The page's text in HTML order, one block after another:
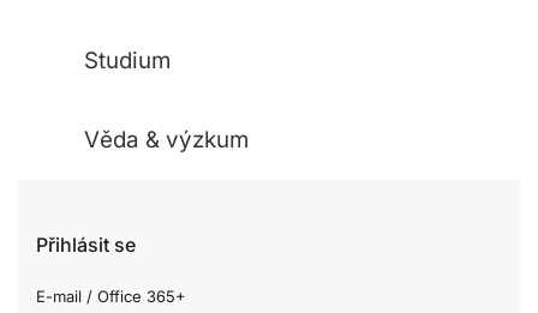
Studium
Věda & výzkum
Přihlásit se
E-mail / Office 365+